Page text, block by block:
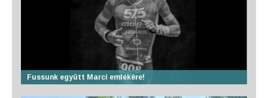
Fussunk együtt Marci emlékére!